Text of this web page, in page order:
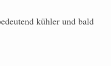
kühler und bald